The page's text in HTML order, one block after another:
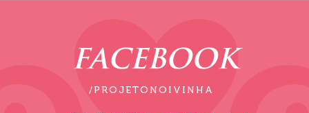
FACEBOOK
/PROJETONOIVINHA